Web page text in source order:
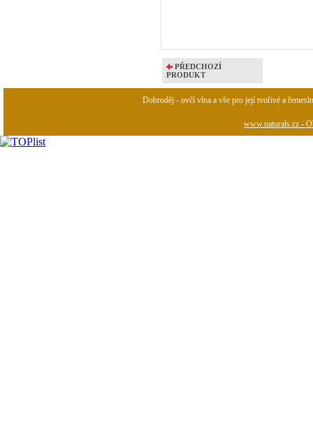
PŘEDCHOZÍ
PRODUKT
Dobroděj - ovčí vlna a vše pro její tvořivé a
www.naturals.cz -